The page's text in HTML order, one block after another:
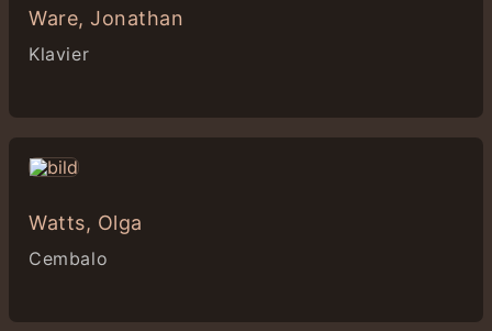
Ware, Jonathan
Klavier
Watts, Olga
Cembalo